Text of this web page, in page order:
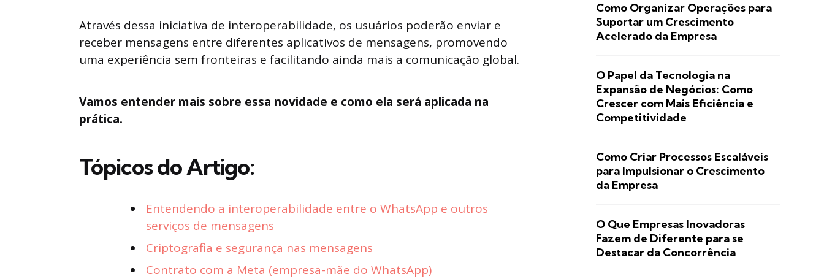
Através dessa iniciativa de interoperabilidade, os usuários poderão enviar e
receber mensagens entre diferentes aplicativos de mensagens, promovendo
uma experiência sem fronteiras e facilitando ainda mais a comunicação global.
Vamos entender mais sobre essa novidade e como ela será aplicada na
prática.
Tópicos do Artigo:
Entendendo a interoperabilidade entre o WhatsApp e outros
serviços de mensagens
Criptografia e segurança nas mensagens
Contrato com a Meta (empresa-mãe do WhatsApp)
Como Organizar Operações para
Suportar um Crescimento
Acelerado da Empresa
O Papel da Tecnologia na
Expansão de Negócios: Como
Crescer com Mais Eficiência e
Competitividade
Como Criar Processos Escaláveis
para Impulsionar o Crescimento
da Empresa
O Que Empresas Inovadoras
Fazem de Diferente para se
Destacar da Concorrência